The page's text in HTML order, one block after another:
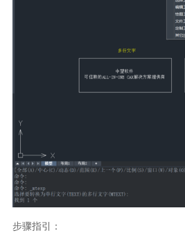
步骤指引：